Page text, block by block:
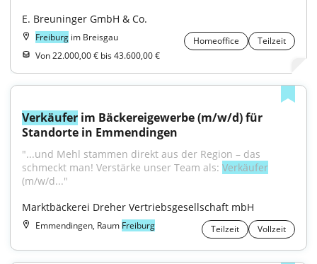
E. Breuninger GmbH & Co.
Freiburg im Breisgau Homeoffice
Teilzeit
Von 22.000,00 € bis 43.600,00 €
Verkäufer im Bäckereigewerbe (m/w/d) für
Standorte in Emmendingen
"...und Mehl stammen direkt aus der Region – das
schmeckt man! Verstärke unser Team als: Verkäufer
(m/w/d..."
Marktbäckerei Dreher Vertriebsgesellschaft mbH
Emmendingen, Raum Freiburg Teilzeit Vollzeit